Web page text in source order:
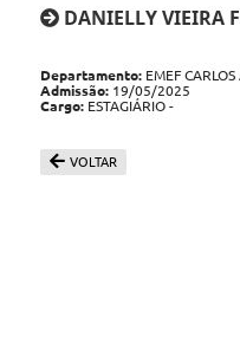
DANIELLY VIEIRA
Departamento: EMEF
Admissão: 19/05/2025
Cargo: ESTAGIÁRIO -
VOLTAR